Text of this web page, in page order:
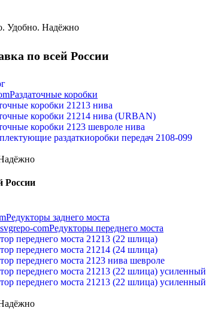
Удобно. Надёжно
по всей России
Раздаточные коробки
коробки 21213 нива
коробки 21214 нива (URBAN)
коробки 2123 шевроле нива
раздаткиоробки передач 2108-099
России
Редукторы заднего моста
Редукторы переднего моста
переднего моста 21213 (22 шлица)
переднего моста 21214 (24 шлица)
переднего моста 2123 нива шевроле
переднего моста 21213 (22 шлица) усиленный
переднего моста 21213 (22 шлица) усиленный